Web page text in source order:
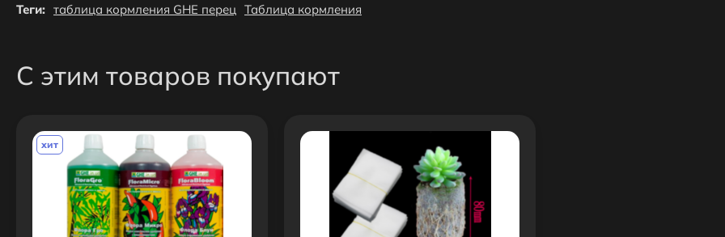
Теги: таблица кормления GHE перец Таблица кормления
С этим товаров покупают
хит